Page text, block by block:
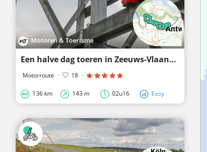
Motoren & Toerisme
Een halve dag toeren in Zeeuws-Vlaanderen
Motorroute · 18 ·
136 km 143 m 02u16 Easy